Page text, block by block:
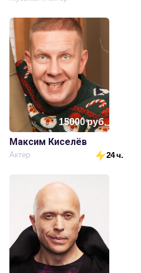
15000руб.
Максим Киселёв
Актер 24 ч.